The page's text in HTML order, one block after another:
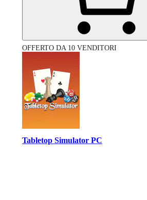
OFFERTO DA 10 VENDITORI
Tabletop Simulator PC